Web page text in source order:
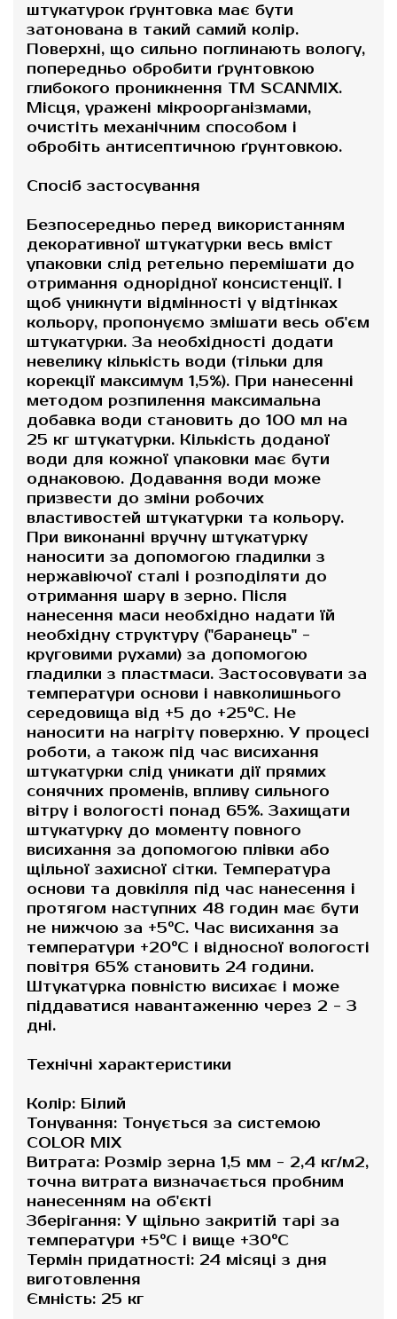
штукатурок ґрунтовка має бути
затонована в такий самий колір.
Поверхні, що сильно поглинають вологу,
попередньо обробити ґрунтовкою
глибокого проникнення ТМ SCANMIX.
Місця, уражені мікроорганізмами,
очистіть механічним способом і
обробіть антисептичною ґрунтовкою.
Спосіб застосування
Безпосередньо перед використанням
декоративної штукатурки весь вміст
упаковки слід ретельно перемішати до
отримання однорідної консистенції. І
щоб уникнути відмінності у відтінках
кольору, пропонуємо змішати весь об'єм
штукатурки. За необхідності додати
невелику кількість води (тільки для
корекції максимум 1,5%). При нанесенні
методом розпилення максимальна
добавка води становить до 100 мл на
25 кг штукатурки. Кількість доданої
води для кожної упаковки має бути
однаковою. Додавання води може
призвести до зміни робочих
властивостей штукатурки та кольору.
При виконанні вручну штукатурку
наносити за допомогою гладилки з
нержавіючої сталі і розподіляти до
отримання шару в зерно. Після
нанесення маси необхідно надати їй
необхідну структуру ("баранець" -
круговими рухами) за допомогою
гладилки з пластмаси. Застосовувати за
температури основи і навколишнього
середовища від +5 до +25°С. Не
наносити на нагріту поверхню. У процесі
роботи, а також під час висихання
штукатурки слід уникати дії прямих
сонячних променів, впливу сильного
вітру і вологості понад 65%. Захищати
штукатурку до моменту повного
висихання за допомогою плівки або
щільної захисної сітки. Температура
основи та довкілля під час нанесення і
протягом наступних 48 годин має бути
не нижчою за +5°С. Час висихання за
температури +20°C і відносної вологості
повітря 65% становить 24 години.
Штукатурка повністю висихає і може
піддаватися навантаженню через 2 - 3
дні.
Технічні характеристики
Колір: Білий
Тонування: Тонується за системою
COLOR MIX
Витрата: Розмір зерна 1,5 мм - 2,4 кг/м2,
точна витрата визначається пробним
нанесенням на об'єкті
Зберігання: У щільно закритій тарі за
температури +5°С і вище +30°С
Термін придатності: 24 місяці з дня
виготовлення
Ємність: 25 кг